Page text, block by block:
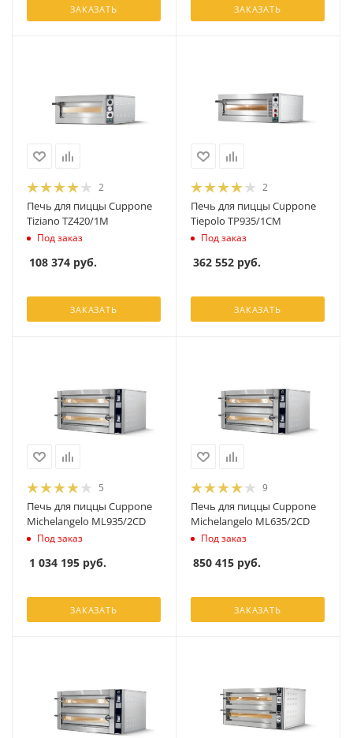
ЗАКАЗАТЬ ЗАКАЗАТЬ
2
Печь для пиццы Cuppone
Tiziano TZ420/1M
Под заказ
108 374 руб.
ЗАКАЗАТЬ
2
Печь для пиццы Cuppone
Tiepolo TP935/1CM
Под заказ
362 552 руб.
ЗАКАЗАТЬ
5
Печь для пиццы Cuppone
Michelangelo ML935/2CD
Под заказ
1 034 195 руб.
ЗАКАЗАТЬ
9
Печь для пиццы Cuppone
Michelangelo ML635/2CD
Под заказ
850 415 руб.
ЗАКАЗАТЬ